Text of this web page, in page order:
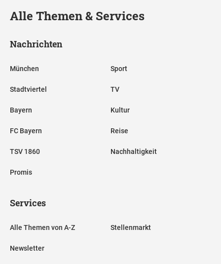
Alle Themen & Services
Nachrichten
München
Stadtviertel
Bayern
FC Bayern
TSV 1860
Promis
Sport
TV
Kultur
Reise
Nachhaltigkeit
Services
Alle Themen von A-Z
Newsletter
Stellenmarkt